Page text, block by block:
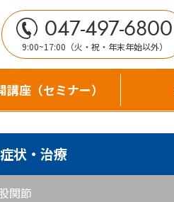
047-497-6800
9:00~17:00（火・祝・年末年始以外）
講座（セミナー）
症状・治療
関節